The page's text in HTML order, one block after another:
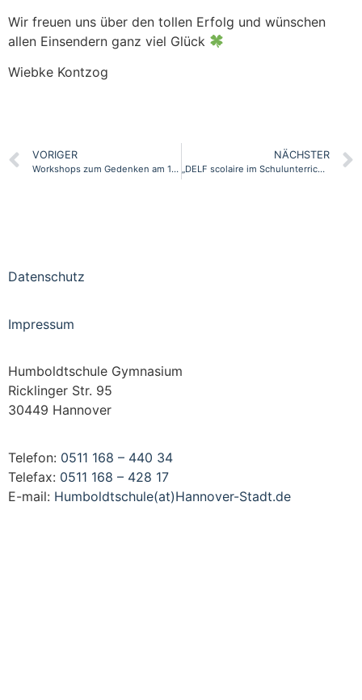
Wir freuen uns über den tollen Erfolg und wünschen
allen Einsendern ganz viel Glück
Wiebke Kontzog
VORIGER
Workshops zum Gedenken am 15.12.
NÄCHSTER
„DELF scolaire im Schulunterricht“ wird erfolgreich fortgeführt
Datenschutz
Impressum
Humboldtschule Gymnasium
Ricklinger Str. 95
30449 Hannover
Telefon: 0511 168 – 440 34
Telefax: 0511 168 – 428 17
E-mail: Humboldtschule(at)Hannover-Stadt.de